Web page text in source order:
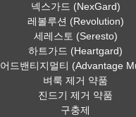
넥스가드 (NexGard)
레볼루션 (Revolution)
세레스토 (Seresto)
하트가드 (Heartgard)
어드밴티지멀티 (Advantage
벼룩 제거 약품
진드기 제거 약품
구충제